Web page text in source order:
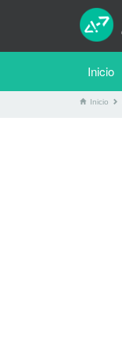
Inicio
Inicio